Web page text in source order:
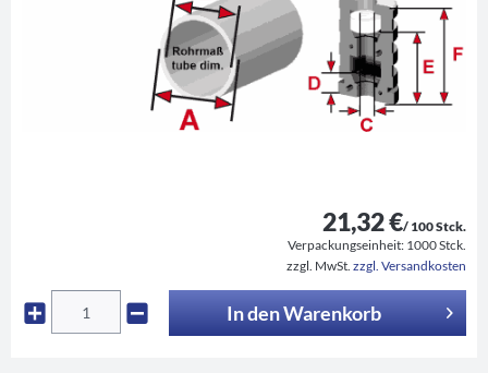
21,32 €/ 100 Stck.
Verpackungseinheit: 1000 Stck.
zzgl. MwSt. zzgl. Versandkosten
In denWarenkorb